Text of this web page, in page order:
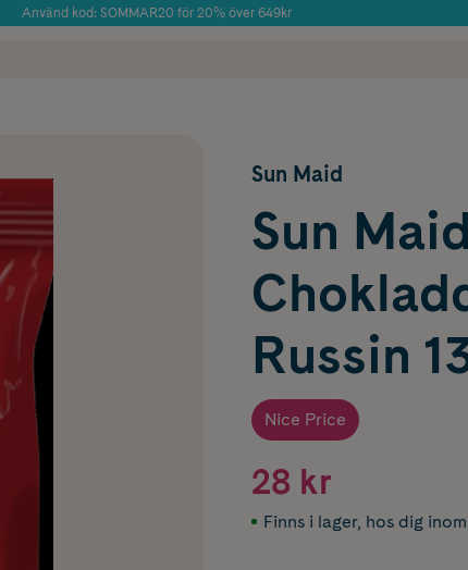
Använd kod: SOMMAR20 för 20% över 649kr
Sun Maid
Sun Maid
Russin
Nice Price
28 kr
Finns i lager, hos dig